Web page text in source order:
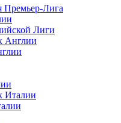
Премьер-Лига
Лиги
Англии
Италии